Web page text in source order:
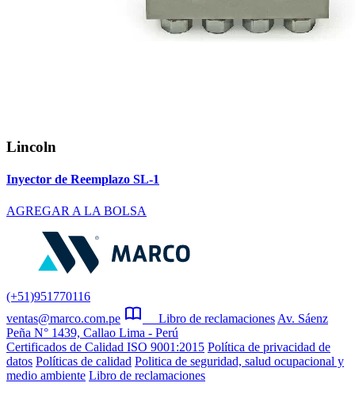
Lincoln
Inyector de Reemplazo SL-1
AGREGAR A LA BOLSA
(+51)951770116
ventas@marco.com.pe
Libro de reclamaciones Av. Sáenz
Peña N° 1439, Callao Lima - Perú
Certificados de Calidad ISO 9001:2015 Política de privacidad de
datos Políticas de calidad Politica de seguridad, salud ocupacional y
medio ambiente Libro de reclamaciones